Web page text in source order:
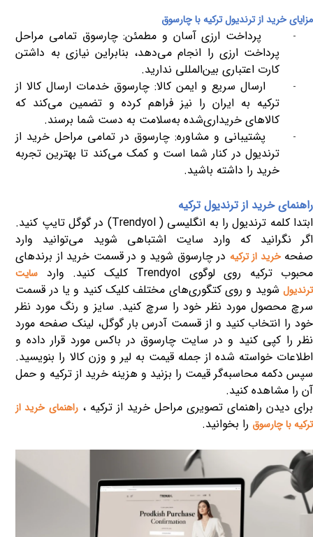
مزایای خرید از ترندیول ترکیه با چارسوق
-
پرداخت ارزی آسان و مطمئن: چارسوق تمامی مراحل
پرداخت ارزی را انجام می‌دهد، بنابراین نیازی به داشتن
کارت اعتباری بین‌المللی ندارید.
-
ارسال سریع و ایمن کالا: چارسوق خدمات ارسال کالا از
ترکیه به ایران را نیز فراهم کرده و تضمین می‌کند که
کالاهای خریداری‌شده به‌سلامت به دست شما برسند.
-
پشتیبانی و مشاوره: چارسوق در تمامی مراحل خرید از
ترندیول در کنار شما است و کمک می‌کند تا بهترین تجربه
خرید را داشته باشید.
راهنمای خرید از ترندیول ترکیه
ابتدا کلمه ترندیول را به انگلیسی (Trendyol) در گوگل تایپ کنید.
اگر نگرانید که وارد سایت اشتباهی شوید می‌توانید وارد
صفحهخرید از ترکیه در چارسوق شوید و در قسمت خرید از برندهای
محبوب ترکیه روی لوگوی Trendyol کلیک کنید. وارد سایت
ترندیول شوید و روی کتگوری‌های مختلف کلیک کنید و یا در قسمت
سرچ محصول مورد نظر خود را سرچ کنید. سایز و رنگ مورد نظر
خود را انتخاب کنید و از قسمت آدرس بار گوگل، لینک صفحه مورد
نظر را کپی کنید و در سایت چارسوق در باکس مورد قرار داده و
اطلاعات خواسته شده از جمله قیمت به لیر و وزن کالا را بنویسید.
سپس دکمه محاسبه‌گر قیمت را بزنید و هزینه خرید از ترکیه و حمل
آن را مشاهده کنید.
برای دیدن راهنمای تصویری مراحل خرید از ترکیه ،راهنمای خرید از
ترکیه با چارسوق را بخوانید.